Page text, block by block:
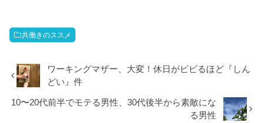
共働きのススメ
ワーキングマザー、大変！休日がビビるほど『しん
どい』件
10〜20代前半でモテる男性、30代後半から素敵にな
る男性